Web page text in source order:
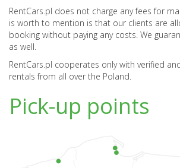
RentCars.pl does not charge any fees for
is worth to mention is that our clients are
booking without paying any costs. We
as well.
RentCars.pl cooperates only with verified
rentals from all over the Poland.
Pick-up points